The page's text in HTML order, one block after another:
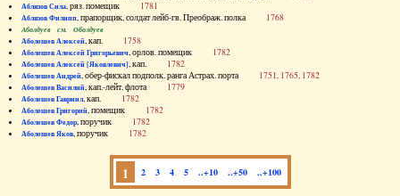
Аблязов Сила, ряз. помещик 1781
Аблязов Филипп, прапорщик, солдат лейб-гв. Преображ. полка 1768
Аболдуев см. Оболдуев
Аболешев Алексей, кап. 1758
Аболешев Алексей Григорьевич, орлов. помещик 1782
Аболешев Алексей [Яковлевич], кап. 1782
Аболешев Андрей, обер-фискал подполк. ранга Астрах. порта 1751, 1765, 1782
Аболешев Василий, кап.-лейт. флота 1779
Аболешев Гавриил, кап. 1782
Аболешев Григорий, помещик 1782
Аболешев Федор, поручик 1782
Аболешев Яков, поручик 1782
1 2 3 4 5 ..+10 ..+50 ..+100